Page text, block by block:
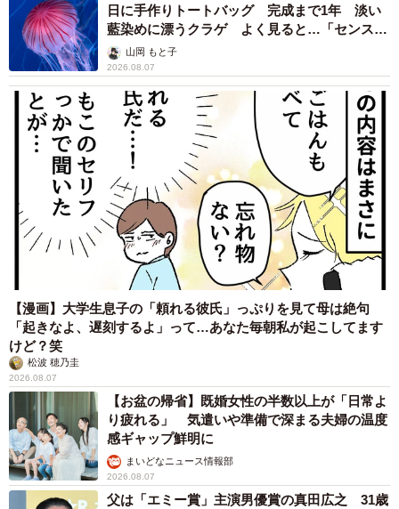
日に手作りトートバッグ 完成まで1年 淡い
藍染めに漂うクラゲ よく見ると…「センスす
ごい」山岡 もと子
2026.08.07
【漫画】大学生息子の「頼れる彼氏」っぷりを見て母は絶句
「起きなよ、遅刻するよ」って…あなた毎朝私が起こしてます
けど？笑
松波 穂乃圭
2026.08.07
【お盆の帰省】既婚女性の半数以上が「日常よ
り疲れる」 気遣いや準備で深まる夫婦の温度
感ギャップ鮮明に
まいどなニュース情報部
2026.08.07
父は「エミー賞」主演男優賞の真田広之 31歳